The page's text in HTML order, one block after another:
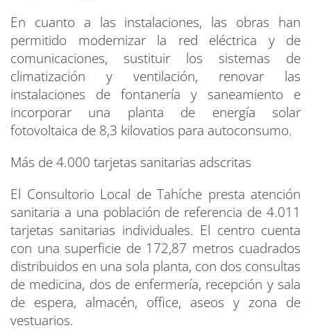
En cuanto a las instalaciones, las obras han
permitido modernizar la red eléctrica y de
comunicaciones, sustituir los sistemas de
climatización y ventilación, renovar las
instalaciones de fontanería y saneamiento e
incorporar una planta de energía solar
fotovoltaica de 8,3 kilovatios para autoconsumo.
Más de 4.000 tarjetas sanitarias adscritas
El Consultorio Local de Tahíche presta atención
sanitaria a una población de referencia de 4.011
tarjetas sanitarias individuales. El centro cuenta
con una superficie de 172,87 metros cuadrados
distribuidos en una sola planta, con dos consultas
de medicina, dos de enfermería, recepción y sala
de espera, almacén, office, aseos y zona de
vestuarios.